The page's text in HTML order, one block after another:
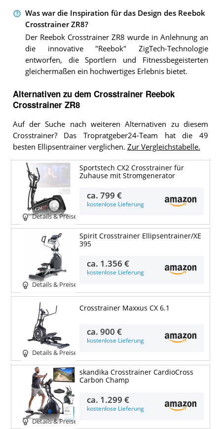
Was war die Inspiration für das Design des Reebok
Crosstrainer ZR8?
Der Reebok Crosstrainer ZR8 wurde in Anlehnung an
die innovative "Reebok" ZigTech-Technologie
entworfen, die Sportlern und Fitnessbegeisterten
gleichermaßen ein hochwertiges Erlebnis bietet.
Alternativen zu dem Crosstrainer Reebok
Crosstrainer ZR8
Auf der Suche nach weiteren Alternativen zu diesem
Crosstrainer? Das Tropratgeber24-Team hat die 49
besten Ellipsentrainer verglichen. Zur Vergleichstabelle.
Details & Preise
Sportstech CX2 Crosstrainer für
Zuhause mit Stromgenerator
ca.799 €
kostenlose Lieferung
Details & Preise
Spirit Crosstrainer Ellipsentrainer/XE
395
ca. 1.356 €
kostenlose Lieferung
Details & Preise
Crosstrainer Maxxus CX 6.1
ca.900 €
kostenlose Lieferung
Details & Preise
skandika Crosstrainer CardioCross
Carbon Champ
ca. 1.299 €
kostenlose Lieferung